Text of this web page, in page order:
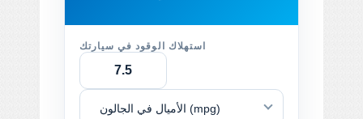
استهلاك الوقود في سيارتك
الأميال في الجالون (mpg)